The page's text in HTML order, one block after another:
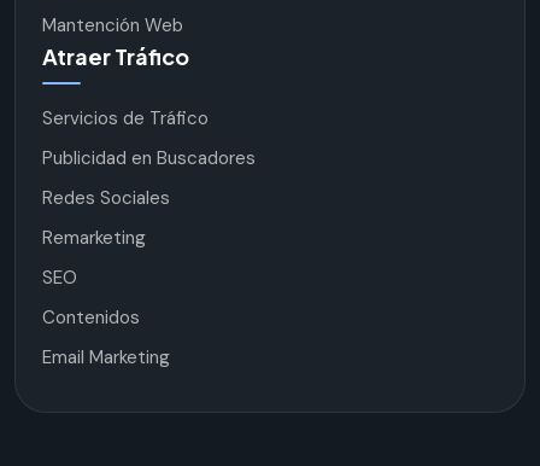
Mantención Web
Atraer Tráfico
Servicios de Tráfico
Publicidad en Buscadores
Redes Sociales
Remarketing
SEO
Contenidos
Email Marketing